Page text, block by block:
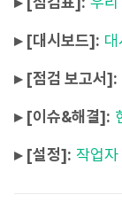
▸ [대시보드]:
▸ [점검 보고서]:
▸ [이슈&해결]:
▸ [설정]: 작업